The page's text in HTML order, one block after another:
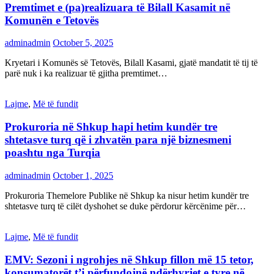
Premtimet e (pa)realizuara të Bilall Kasamit në
Komunën e Tetovës
adminadmin October 5, 2025
Kryetari i Komunës së Tetovës, Bilall Kasami, gjatë mandatit të tij të
parë nuk i ka realizuar të gjitha premtimet…
Lajme, Më të fundit
Prokuroria në Shkup hapi hetim kundër tre
shtetasve turq që i zhvatën para një biznesmeni
poashtu nga Turqia
adminadmin October 1, 2025
Prokuroria Themelore Publike në Shkup ka nisur hetim kundër tre
shtetasve turq të cilët dyshohet se duke përdorur kërcënime për…
Lajme, Më të fundit
EMV: Sezoni i ngrohjes në Shkup fillon më 15 tetor,